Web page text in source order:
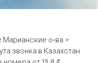
о-ва >
звонка в Казахстан